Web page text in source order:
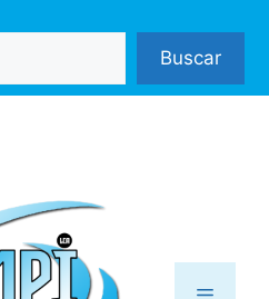
Buscar
Menú